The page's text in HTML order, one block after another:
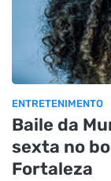
ENTRETENIMENTO
Baile da
sexta no
Fortaleza